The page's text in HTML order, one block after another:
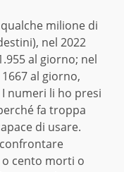
milione di
nel 2022
al giorno; nel
al giorno,
numeri li ho presi
fa troppa
di usare.
cento morti o